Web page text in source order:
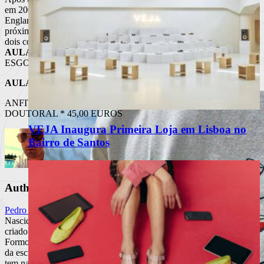
VEJA Inaugura Primeira Loja em Lisboa no
Bairro de Santos
em 2007, Polly Jean Harvey está de volta aos discos a solo com Let
England Shake, onde todas as músicas são escritas pela própria. O
próximo ano ficará também marcado pelo regresso a Portugal para
dois concertos na Aula Magna, dias 25 e 26 de Maio.
AULA MAGNA (25 DE MAIO)
ESGOTADO
AULA MAGNA (26 DE MAIO)
ANFITEATRO * 35,00 EUROS
DOUTORAL * 45,00 EUROS
Author
Pedro Marques
Nascido em 1979 na Maternidade Alfredo da Costa o Pedro foi
criado na margem sul a ouvir o Avô Cantigas e os Ministars.
Formou-se em Matemática, começou a descobrir a cultura e o prazer
da escrita. Trabalha como consultor informático para pagar a casa e